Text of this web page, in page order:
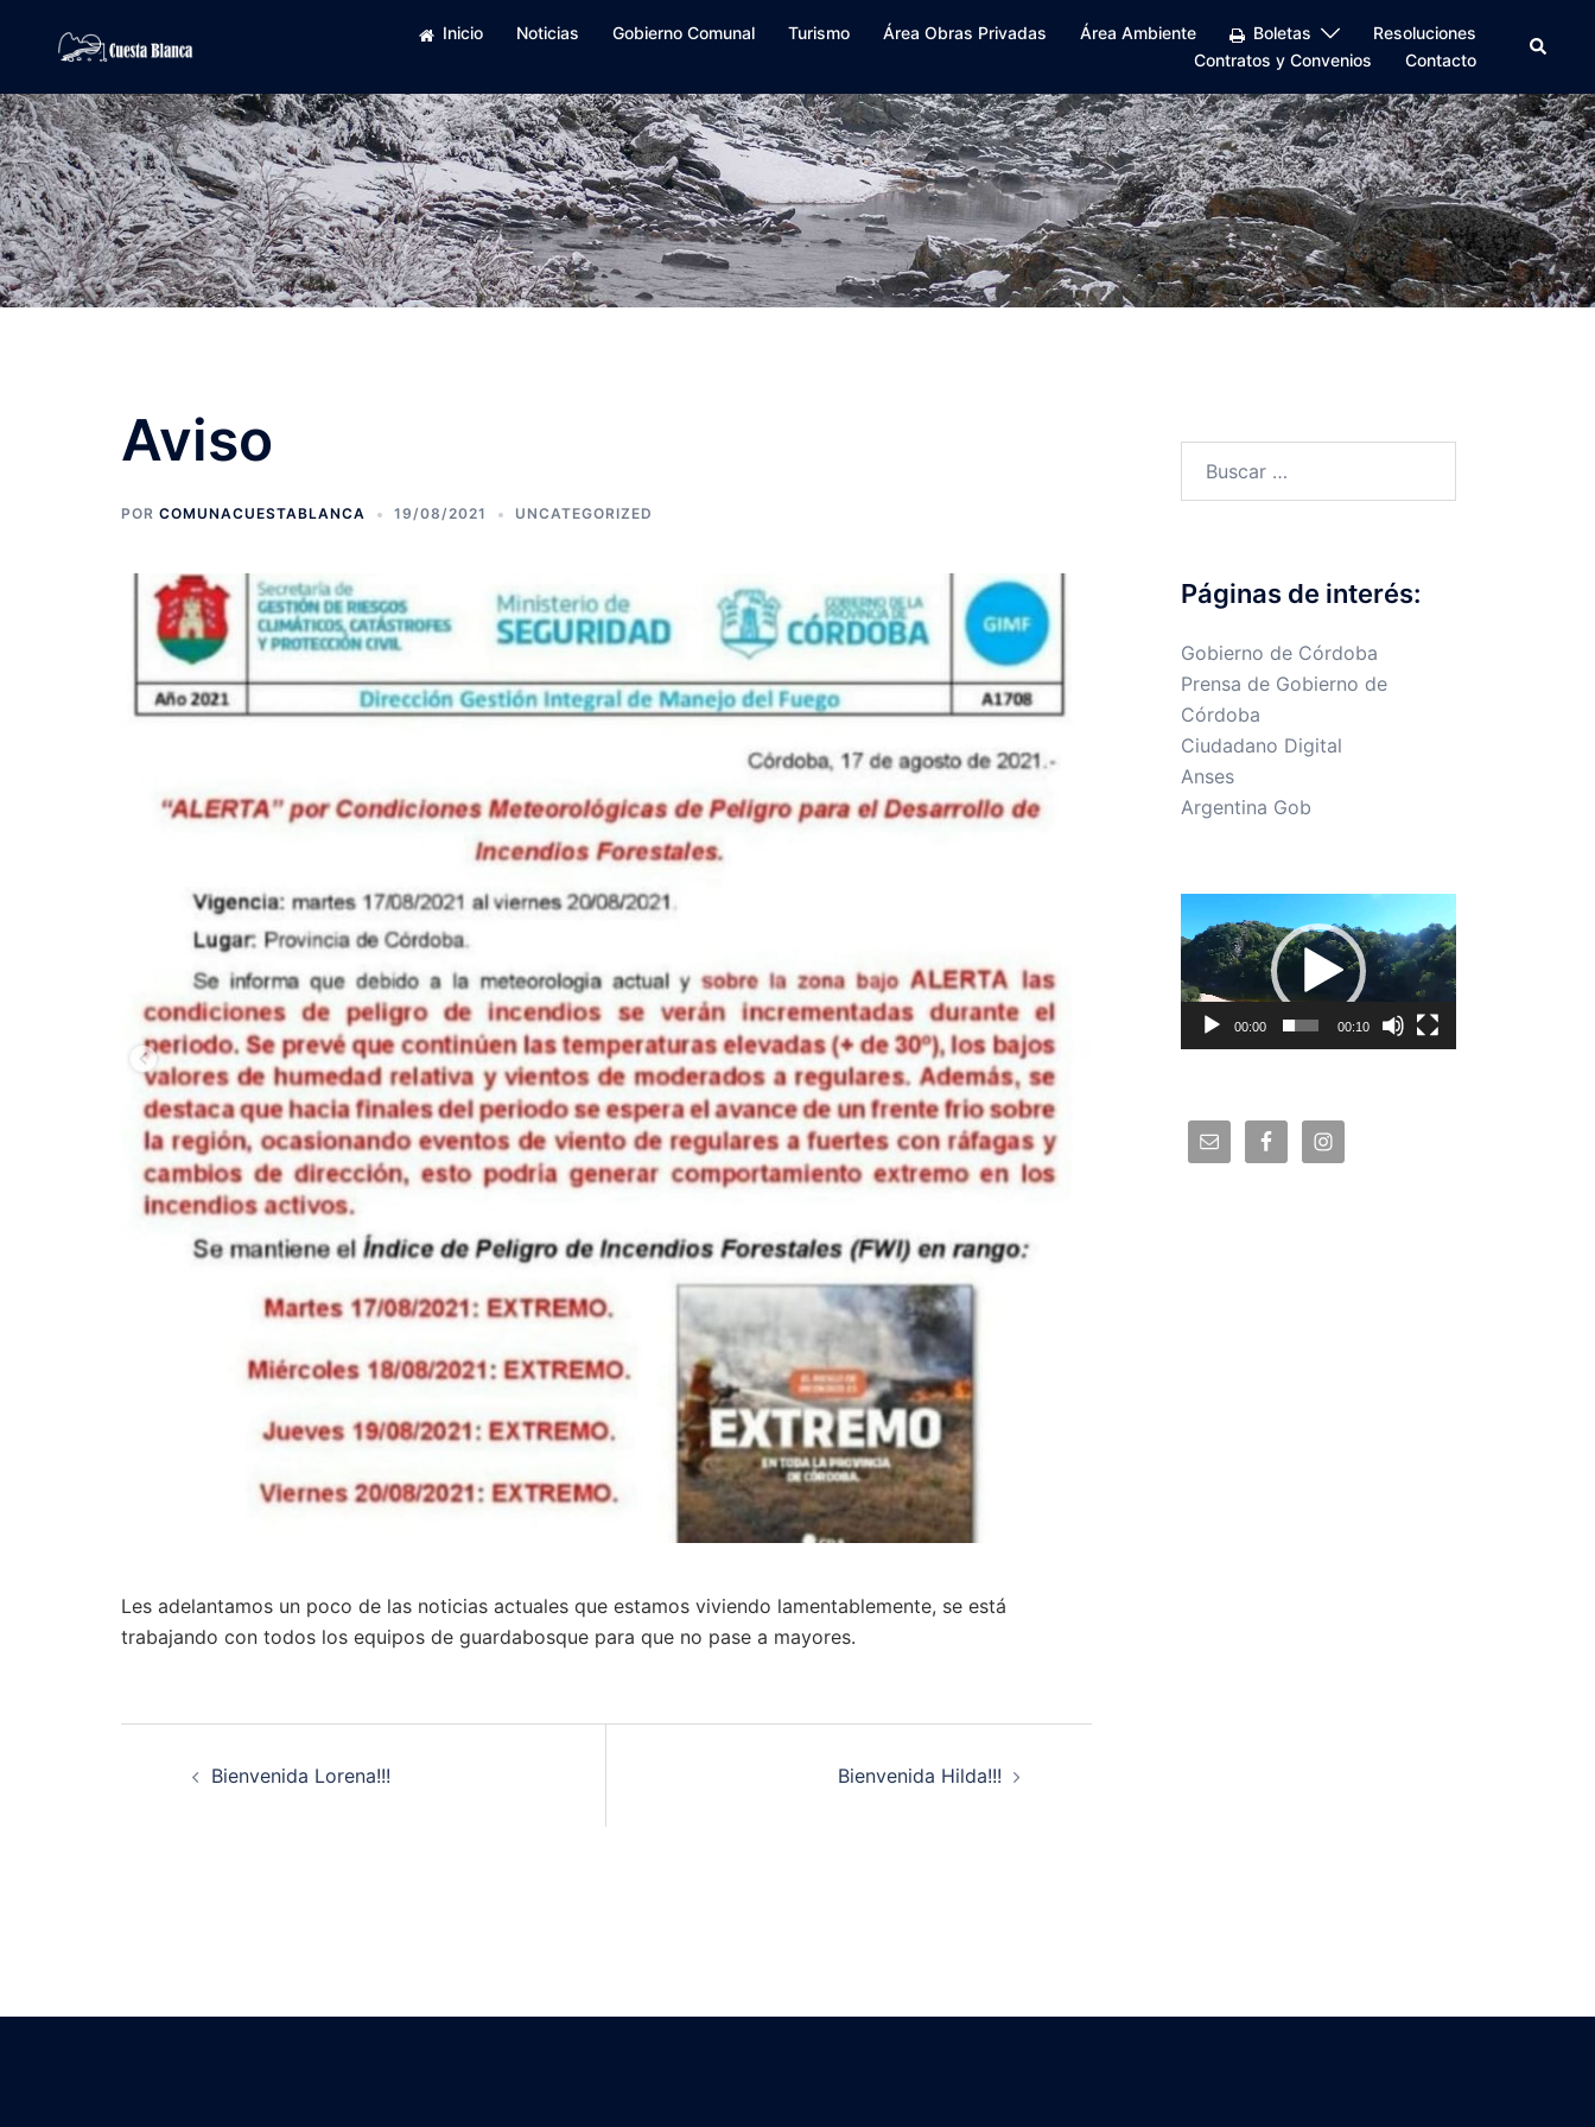
Inicio Noticias Gobierno Comunal Turismo Área Obras Privadas Área Ambiente Boletas
Resoluciones
Contratos y Convenios
Contacto
Buscar
Aviso
POR COMUNACUESTABLANCA 19/08/2021 UNCATEGORIZED
Les adelantamos un poco de las noticias actuales que estamos viviendo lamentablemente, se está
trabajando con todos los equipos de guardabosque para que no pase a mayores.
Bienvenida Lorena!!! Bienvenida Hilda!!!
Páginas de interés:
Gobierno de Córdoba
Prensa de Gobierno de
Córdoba
Ciudadano Digital
Anses
Argentina Gob
de
vídeo
00:00 00:10